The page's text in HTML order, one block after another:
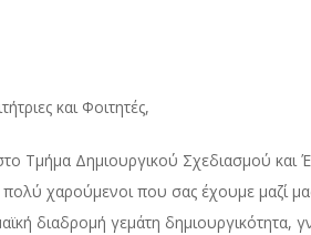
και Φοιτητές,
Τμήμα Δημιουργικού Σχεδιασμού και
πολύ χαρούμενοι που σας έχουμε μαζί
διαδρομή γεμάτη δημιουργικότητα,